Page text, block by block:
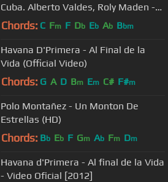
Cuba. Alberto Valdes, Roly Maden -
#SonCubano #SonModerno
Chords: C Fm F Db Eb Ab Bbm
Havana D'Primera - Al Final de la
Vida (Official Video)
Chords: G A D Bm Em C# F#m
Polo Montañez - Un Monton De
Estrellas (HD)
Chords: Bb Eb F Gm Ab Fm Dm
Havana d'Primera - Al final de la Vida
- Video Oficial [2012]